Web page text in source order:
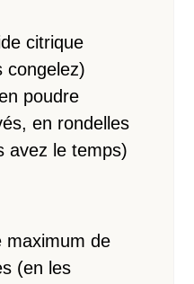
citrique
congelez)
poudre
en rondelles
avez le temps)
maximum de
(en les